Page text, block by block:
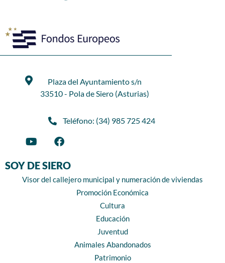
Plaza del Ayuntamiento s/n
33510 - Pola de Siero (Asturias)
Teléfono: (34) 985 725 424
SOY DE SIERO
Visor del callejero municipal y numeración de viviendas
Promoción Económica
Cultura
Educación
Juventud
Animales Abandonados
Patrimonio